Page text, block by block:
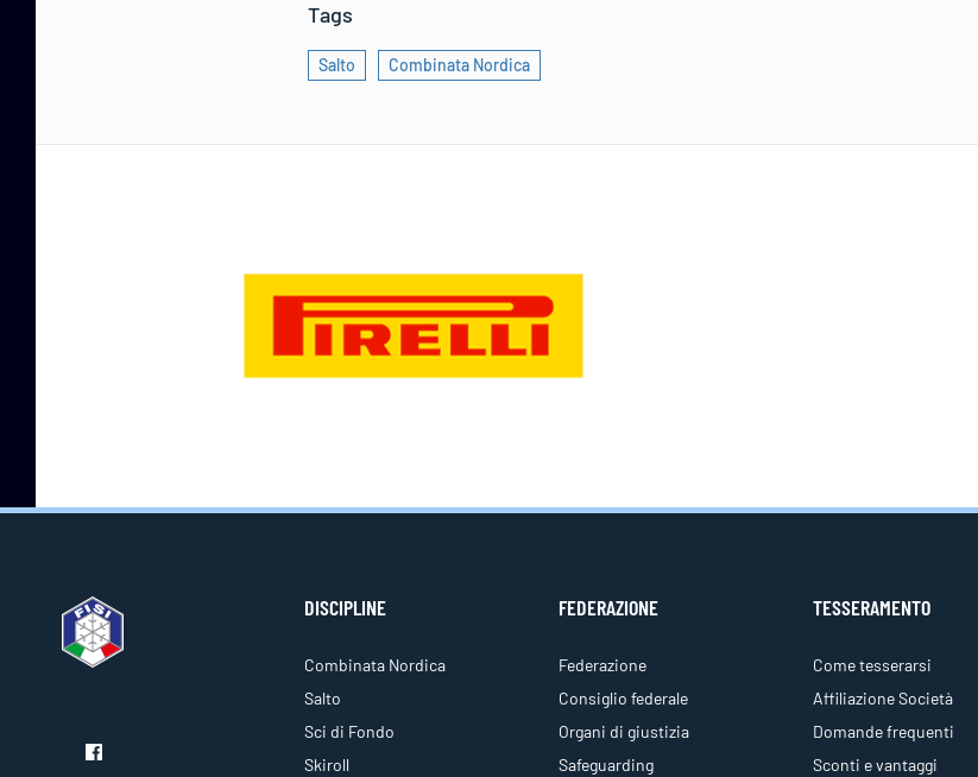
Tags
Salto Combinata Nordica
DISCIPLINE
Combinata Nordica
Salto
Sci di Fondo
Skiroll
FEDERAZIONE
Federazione
Consiglio federale
Organi di giustizia
Safeguarding
TESSERAMENTO
Come tesserarsi
Affiliazione Società
Domande frequenti
Sconti e vantaggi